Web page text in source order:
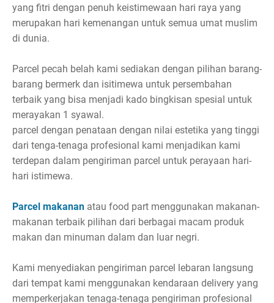
yang fitri dengan penuh keistimewaan hari raya yang
merupakan hari kemenangan untuk semua umat muslim
di dunia.
Parcel pecah belah kami sediakan dengan pilihan barang-
barang bermerk dan isitimewa untuk persembahan
terbaik yang bisa menjadi kado bingkisan spesial untuk
merayakan 1 syawal.
parcel dengan penataan dengan nilai estetika yang tinggi
dari tenga-tenaga profesional kami menjadikan kami
terdepan dalam pengiriman parcel untuk perayaan hari-
hari istimewa.
Parcel makanan atau food part menggunakan makanan-
makanan terbaik pilihan dari berbagai macam produk
makan dan minuman dalam dan luar negri.
Kami menyediakan pengiriman parcel lebaran langsung
dari tempat kami menggunakan kendaraan delivery yang
memperkerjakan tenaga-tenaga pengiriman profesional